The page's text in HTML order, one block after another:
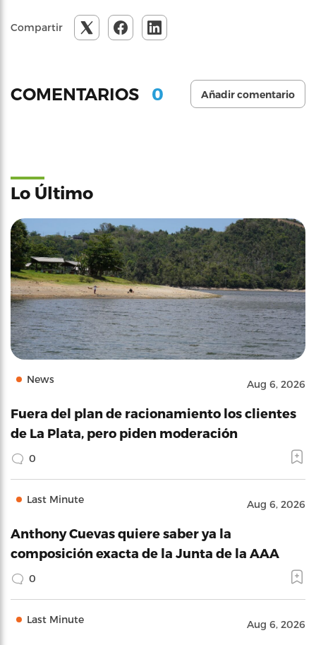
Compartir
COMENTARIOS 0 Añadir comentario
Lo Último
News Aug 6, 2026
Fuera del plan de racionamiento los clientes
de La Plata, pero piden moderación
0
Last Minute Aug 6, 2026
Anthony Cuevas quiere saber ya la
composición exacta de la Junta de la AAA
0
Last Minute Aug 6, 2026